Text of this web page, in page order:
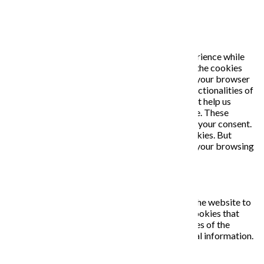
This website uses cookies to improve your experience while
you navigate through the website. Out of these, the cookies
that are categorized as necessary are stored on your browser
as they are essential for the working of basic functionalities of
the website. We also use third-party cookies that help us
analyze and understand how you use this website. These
cookies will be stored in your browser only with your consent.
You also have the option to opt-out of these cookies. But
opting out of some of these cookies may affect your browsing
Necessary cookies are absolutely essential for the website to
function properly. This category only includes cookies that
ensures basic functionalities and security features of the
website. These cookies do not store any personal information.